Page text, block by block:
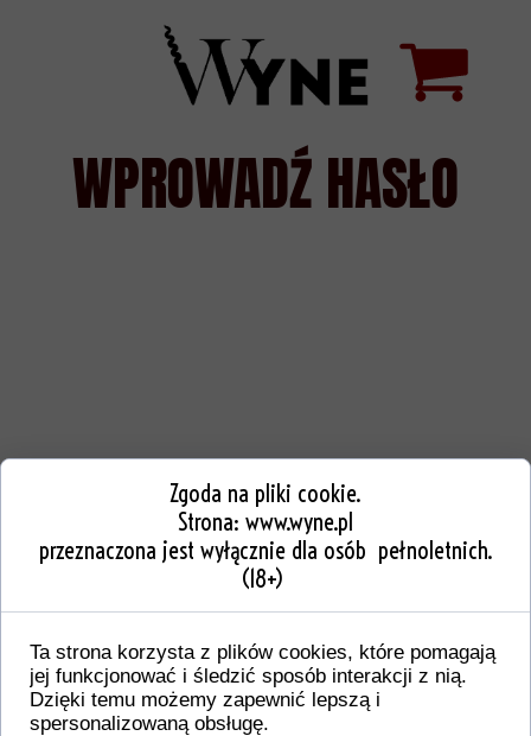
WPROWADŹ HASŁO
Zgoda na pliki cookie.
Strona: www.wyne.pl
przeznaczona jest wyłącznie dla osób pełnoletnich.
(18+)
Ta strona korzysta z plików cookies, które pomagają
jej funkcjonować i śledzić sposób interakcji z nią.
Dzięki temu możemy zapewnić lepszą i
spersonalizowaną obsługę.